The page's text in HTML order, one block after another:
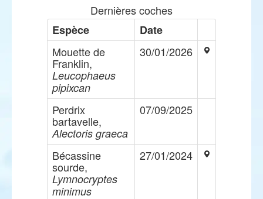
Dernières coches
Espèce
Date
Mouette de
Franklin,
Leucophaeus
pipixcan
30/01/2026
Perdrix
bartavelle,
Alectoris graeca
07/09/2025
Bécassine
sourde,
Lymnocryptes
minimus
27/01/2024